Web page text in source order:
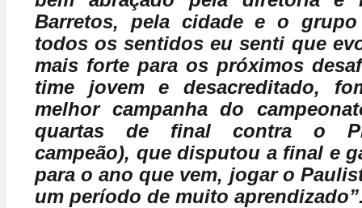
Barretos, pela cidade e o
todos os sentidos eu senti que
mais forte para os próximos
time jovem e desacreditado,
melhor campanha do
quartas de final contra o
campeão), que disputou a final e
para o ano que vem, jogar o
um período de muito